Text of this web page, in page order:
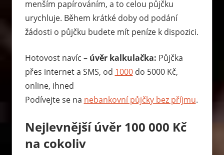
menším papírováním, a to celou půjčku
urychluje. Během krátké doby od podání
žádosti o půjčku budete mít peníze k dispozici.
Hotovost navíc – úvěr kalkulačka: Půjčka
přes internet a SMS, od 1000do 5000 Kč,
online, ihned
Podívejte se na nebankovní půjčky bez příjmu.
Nejlevnější úvěr 100 000 Kč
na cokoliv